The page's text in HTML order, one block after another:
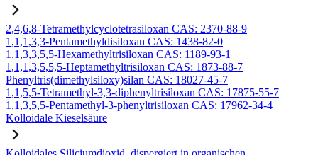
2,4,6,8-Tetramethylcyclotetrasiloxan CAS: 2370-88-9
1,1,1,3,3-Pentamethyldisiloxan CAS: 1438-82-0
1,1,3,3,5,5-Hexamethyltrisiloxan CAS: 1189-93-1
1,1,1,3,5,5,5-Heptamethyltrisiloxan CAS: 1873-88-7
Phenyltris(dimethylsiloxy)silan CAS: 18027-45-7
1,1,5,5-Tetramethyl-3,3-diphenyltrisiloxan CAS: 17875-55-7
1,1,3,5,5-Pentamethyl-3-phenyltrisiloxan CAS: 17962-34-4
Kolloidale Kieselsäure